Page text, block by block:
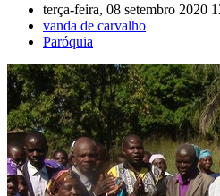
terça-feira, 08 setembro 2020
vanda de carvalho
Paróquia